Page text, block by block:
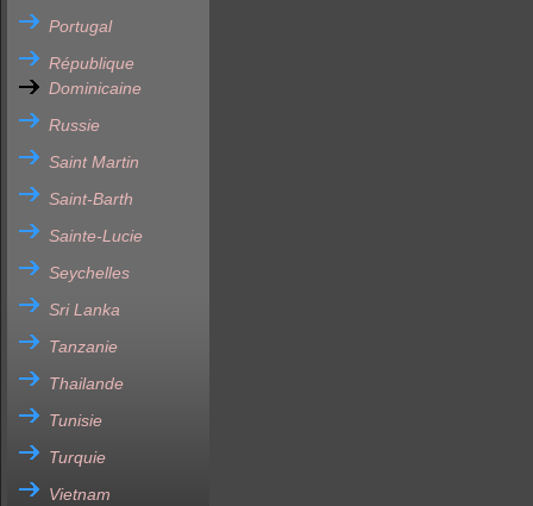
Portugal
République
Dominicaine
Russie
Saint Martin
Saint-Barth
Sainte-Lucie
Seychelles
Sri Lanka
Tanzanie
Thailande
Tunisie
Turquie
Vietnam